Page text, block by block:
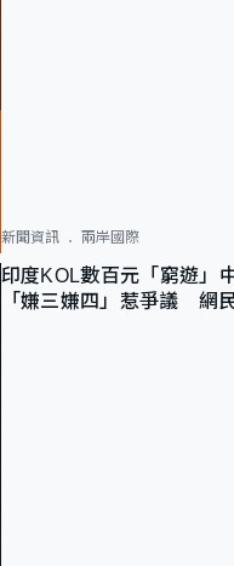
新聞資訊 兩岸國際
印度KOL數百元「窮遊」
「嫌三嫌四」惹爭議 網